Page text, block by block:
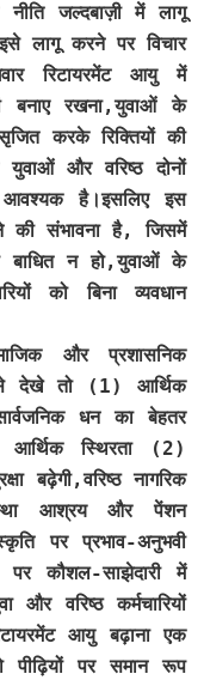
जल्दबाज़ी में लागू
लागू करने पर विचार
रिटायरमेंट आयु में
बनाए रखना,युवाओं के
करके रिक्तियों की
और वरिष्ठ दोनों
है।इसलिए इस
की संभावना है, जिसमें
बाधित न हो,युवाओं के
को बिना व्यवधान
और प्रशासनिक
से देखे तो (1) आर्थिक
धन का बेहतर
आर्थिक स्थिरता (2)
बढ़ेगी,वरिष्ठ नागरिक
आश्रय और पेंशन
पर प्रभाव-अनुभवी
पर कौशल-साझेदारी में
और वरिष्ठ कर्मचारियों
आयु बढ़ाना एक
पीढ़ियों पर समान रूप